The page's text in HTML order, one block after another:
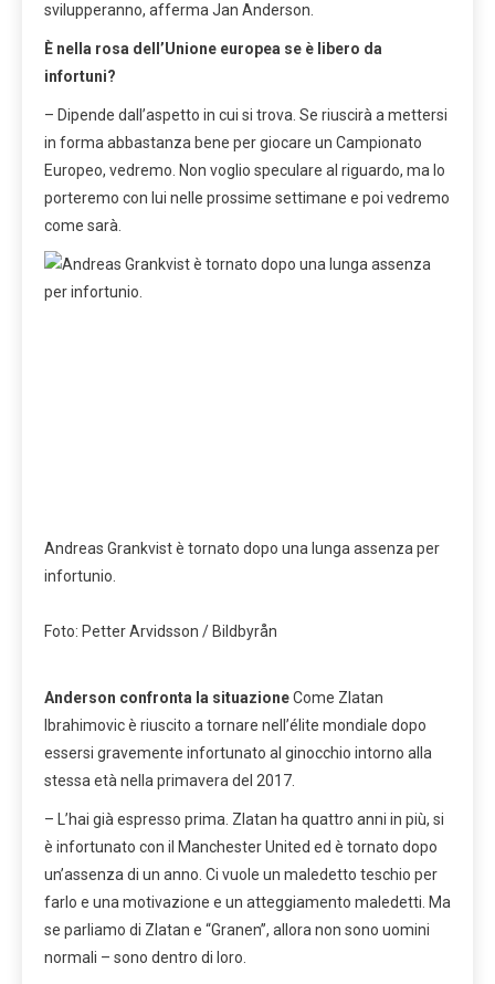
svilupperanno, afferma Jan Anderson.
È nella rosa dell’Unione europea se è libero da
infortuni?
– Dipende dall’aspetto in cui si trova. Se riuscirà a mettersi
in forma abbastanza bene per giocare un Campionato
Europeo, vedremo. Non voglio speculare al riguardo, ma lo
porteremo con lui nelle prossime settimane e poi vedremo
come sarà.
Andreas Grankvist è tornato dopo una lunga assenza per
infortunio.
Foto: Petter Arvidsson / Bildbyrån
Anderson confronta la situazioneCome Zlatan
Ibrahimovic è riuscito a tornare nell’élite mondiale dopo
essersi gravemente infortunato al ginocchio intorno alla
stessa età nella primavera del 2017.
– L’hai già espresso prima. Zlatan ha quattro anni in più, si
è infortunato con il Manchester United ed è tornato dopo
un’assenza di un anno. Ci vuole un maledetto teschio per
farlo e una motivazione e un atteggiamento maledetti. Ma
se parliamo di Zlatan e “Granen”, allora non sono uomini
normali – sono dentro di loro.